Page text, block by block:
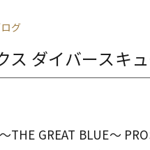
グ
ス ダイバースキ
GREAT BLUE～